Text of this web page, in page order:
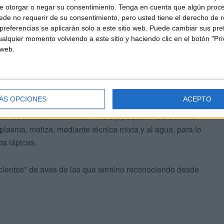
otorgar o negar su consentimiento. Tenga en cuenta que algún
no requerir de su consentimiento, pero usted tiene el derecho de
se aplicarán solo a este sitio web. Puede cambiar sus
momento volviendo a este sitio y haciendo clic en el botón
OPCIONES ACEPTO
coger el pincel, ya que, como confiesa, "muchos" de
costumbre a causa del trabajo o la escasez de
las láminas en formato medio y pequeño los distintos
matiza, mediante técnica mixta y al agua, para lo
lápices.
de aves de las que terminó reconociendo desde